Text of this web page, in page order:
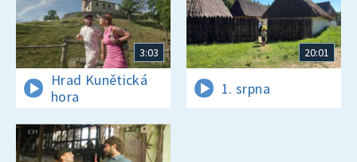
3:03
Hrad Kunětická
hora
20:01
1. srpna